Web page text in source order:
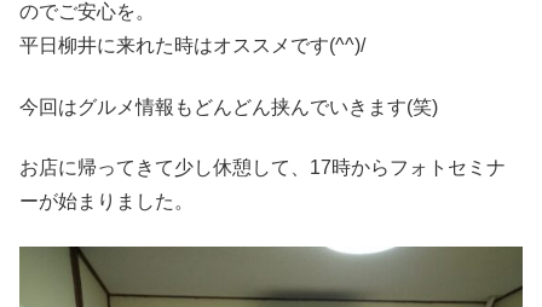
のでご安心を。
平日柳井に来れた時はオススメです(^^)/
今回はグルメ情報もどんどん挟んでいきます(笑)
お店に帰ってきて少し休憩して、17時からフォトセミナ
ーが始まりました。